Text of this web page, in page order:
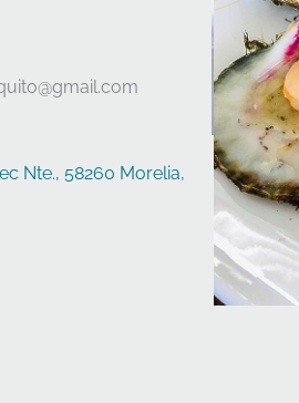
Nte., 58260 Morelia,